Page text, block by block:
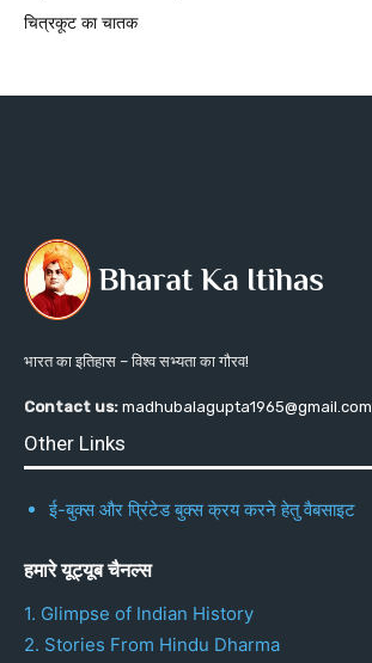
चित्रकूट का चातक
भारत का इतिहास – विश्व सभ्यता का गौरव!
Contact us: madhubalagupta1965@gmail.com
Other Links
ई-बुक्स और प्रिंटेड बुक्स क्रय करने हेतु वैबसाइट
हमारे यूट्यूब चैनल्स
1. Glimpse of Indian History
2. Stories From Hindu Dharma